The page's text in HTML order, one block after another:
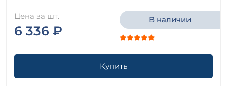
Цена за шт.
6 336 ₽
В наличии
Купить